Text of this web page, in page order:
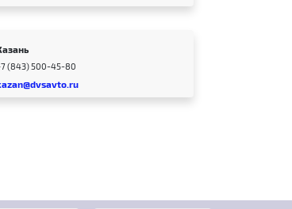
(843) 500-45-80